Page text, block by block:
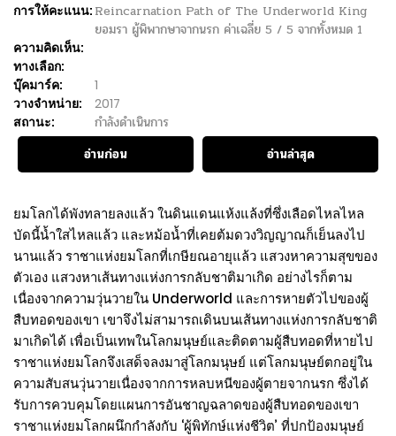
การให้คะแนน: Reincarnation Path of The Underworld King
ยอมรา ผู้พิพากษาจากนรก ค่าเฉลี่ย 5 / 5 จากทั้งหมด 1
ความคิดเห็น:
ทางเลือก:
บุ๊คมาร์ค:
1
วางจำหน่าย:
2017
สถานะ:
กำลังดำเนินการ
อ่านก่อน
อ่านล่าสุด
ยมโลกได้พังทลายลงแล้ว ในดินแดนแห้งแล้งที่ซึ่งเลือดไหลไหล
บัดนี้น้ำใสไหลแล้ว และหม้อน้ำที่เคยต้มดวงวิญญาณก็เย็นลงไป
นานแล้ว ราชาแห่งยมโลกที่เกษียณอายุแล้ว แสวงหาความสุขของ
ตัวเอง แสวงหาเส้นทางแห่งการกลับชาติมาเกิด อย่างไรก็ตาม
เนื่องจากความวุ่นวายใน Underworld และการหายตัวไปของผู้
สืบทอดของเขา เขาจึงไม่สามารถเดินบนเส้นทางแห่งการกลับชาติ
มาเกิดได้ เพื่อเป็นเทพในโลกมนุษย์และติดตามผู้สืบทอดที่หายไป
ราชาแห่งยมโลกจึงเสด็จลงมาสู่โลกมนุษย์ แต่โลกมนุษย์ตกอยู่ใน
ความสับสนวุ่นวายเนื่องจากการหลบหนีของผู้ตายจากนรก ซึ่งได้
รับการควบคุมโดยแผนการอันชาญฉลาดของผู้สืบทอดของเขา
ราชาแห่งยมโลกผนึกกำลังกับ ‘ผู้พิทักษ์แห่งชีวิต’ ที่ปกป้องมนุษย์